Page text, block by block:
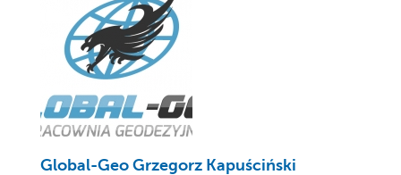
Global-Geo Grzegorz Kapuściński